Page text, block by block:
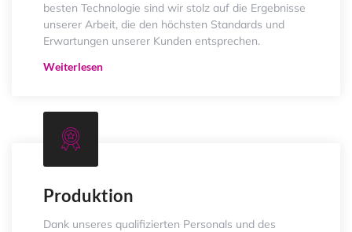
besten Technologie sind wir stolz auf die Ergebnisse
unserer Arbeit, die den höchsten Standards und
Erwartungen unserer Kunden entsprechen.
Weiterlesen
Produktion
Dank unseres qualifizierten Personals und des